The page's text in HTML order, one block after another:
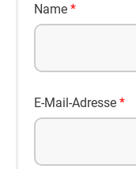
Name *
E-Mail-Adresse *